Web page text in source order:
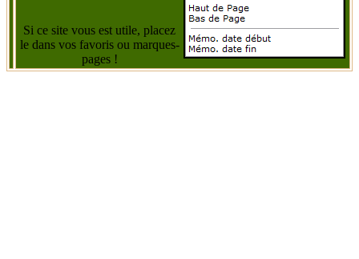
Si ce site vous est utile, placez
le dans vos favoris ou marques-
pages !